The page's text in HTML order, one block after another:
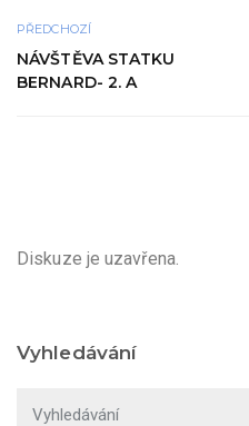
PŘEDCHOZÍ
NÁVŠTĚVA STATKU
BERNARD- 2. A
Diskuze je uzavřena.
Vyhledávání